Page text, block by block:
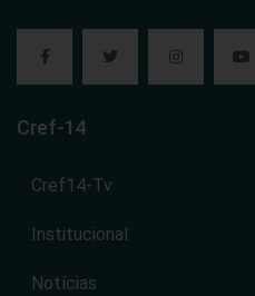
Cref-14
Cref14-Tv
Institucional
Notícias